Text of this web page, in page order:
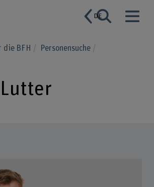
DE
die BFH Personensuche